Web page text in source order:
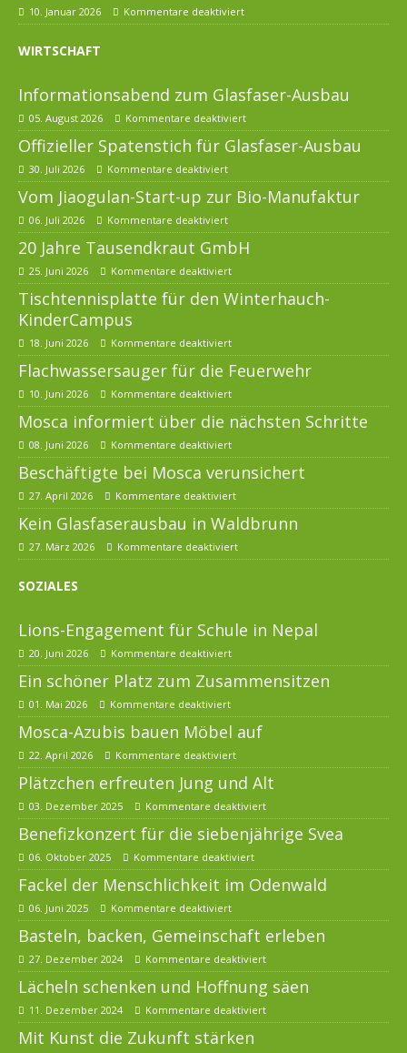
10. Januar 2026 Kommentare deaktiviert
WIRTSCHAFT
Informationsabend zum Glasfaser-Ausbau
05. August 2026 Kommentare deaktiviert
Offizieller Spatenstich für Glasfaser-Ausbau
30. Juli 2026 Kommentare deaktiviert
Vom Jiaogulan-Start-up zur Bio-Manufaktur
06. Juli 2026 Kommentare deaktiviert
20 Jahre Tausendkraut GmbH
25. Juni 2026 Kommentare deaktiviert
Tischtennisplatte für den Winterhauch-
KinderCampus
18. Juni 2026 Kommentare deaktiviert
Flachwassersauger für die Feuerwehr
10. Juni 2026 Kommentare deaktiviert
Mosca informiert über die nächsten Schritte
08. Juni 2026 Kommentare deaktiviert
Beschäftigte bei Mosca verunsichert
27. April 2026 Kommentare deaktiviert
Kein Glasfaserausbau in Waldbrunn
27. März 2026 Kommentare deaktiviert
SOZIALES
Lions-Engagement für Schule in Nepal
20. Juni 2026 Kommentare deaktiviert
Ein schöner Platz zum Zusammensitzen
01. Mai 2026 Kommentare deaktiviert
Mosca-Azubis bauen Möbel auf
22. April 2026 Kommentare deaktiviert
Plätzchen erfreuten Jung und Alt
03. Dezember 2025 Kommentare deaktiviert
Benefizkonzert für die siebenjährige Svea
06. Oktober 2025 Kommentare deaktiviert
Fackel der Menschlichkeit im Odenwald
06. Juni 2025 Kommentare deaktiviert
Basteln, backen, Gemeinschaft erleben
27. Dezember 2024 Kommentare deaktiviert
Lächeln schenken und Hoffnung säen
11. Dezember 2024 Kommentare deaktiviert
Mit Kunst die Zukunft stärken